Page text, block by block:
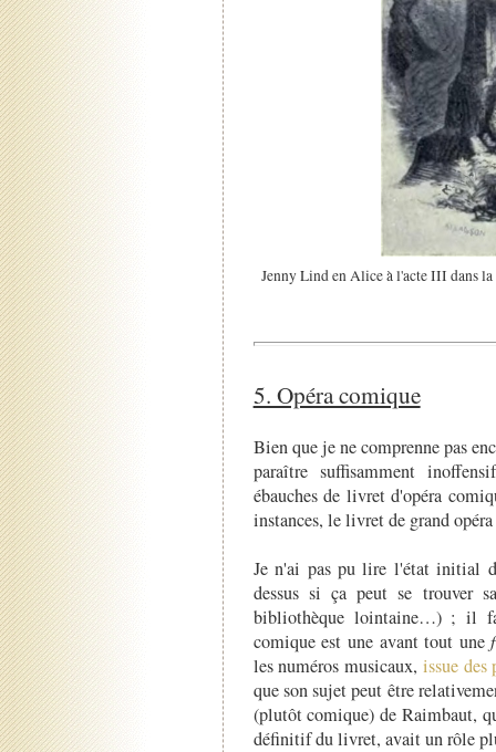
Jenny Lind en Alice à l'acte III dans
5. Opéra comique
Bien que je ne comprenne pas
paraître suffisamment
ébauches de livret d'opéra
instances, le livret de grand
Je n'ai pas pu lire l'état initial
dessus si ça peut se trouver
bibliothèque lointaine…) ; il
comique est une avant tout une
les numéros musicaux, issue des
que son sujet peut être
(plutôt comique) de Raimbaut,
définitif du livret, avait un rôle